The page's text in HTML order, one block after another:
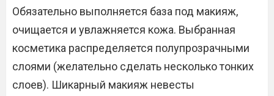
Обязательно выполняется база под макияж,
очищается и увлажняется кожа. Выбранная
косметика распределяется полупрозрачными
слоями (желательно сделать несколько тонких
слоев). Шикарный макияж невесты